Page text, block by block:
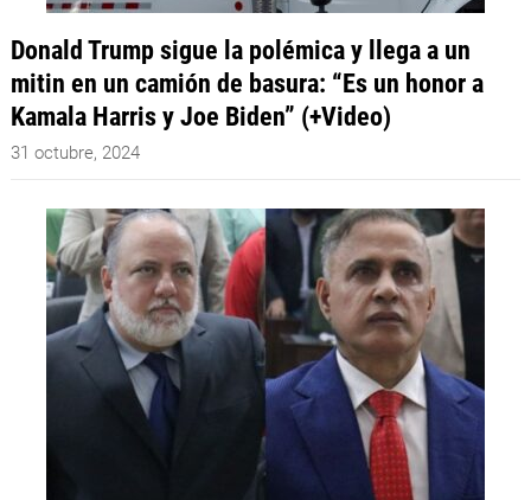
Donald Trump sigue la polémica y llega a un
mitin en un camión de basura: “Es un honor a
Kamala Harris y Joe Biden” (+Video)
31 octubre, 2024